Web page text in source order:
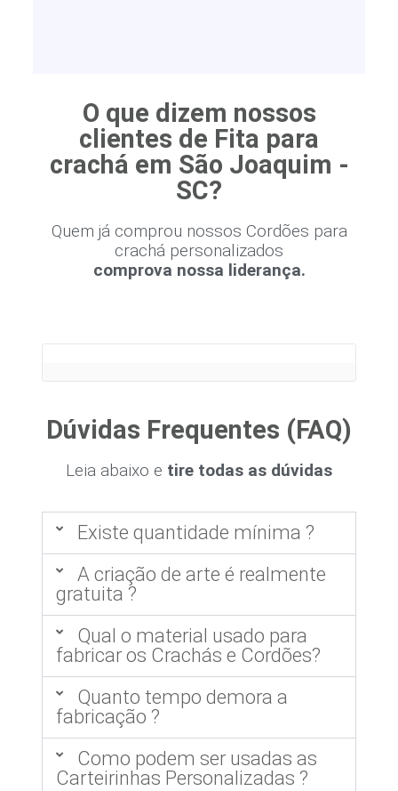
O que dizem nossos
clientes de Fita para
crachá em São Joaquim -
SC?
Quem já comprou nossos Cordões para
crachá personalizados
comprova nossa liderança.
Dúvidas Frequentes (FAQ)
Leia abaixo e tire todas as dúvidas
Existe quantidade mínima ?
A criação de arte é realmente
gratuita ?
Qual o material usado para
fabricar os Crachás e Cordões?
Quanto tempo demora a
fabricação ?
Como podem ser usadas as
Carteirinhas Personalizadas ?